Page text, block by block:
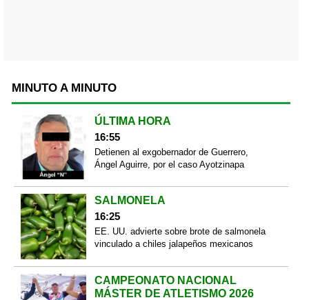
MINUTO A MINUTO
ÚLTIMA HORA
16:55
Detienen al exgobernador de Guerrero,
Ángel Aguirre, por el caso Ayotzinapa
SALMONELA
16:25
EE. UU. advierte sobre brote de salmonela
vinculado a chiles jalapeños mexicanos
CAMPEONATO NACIONAL
MÁSTER DE ATLETISMO 2026